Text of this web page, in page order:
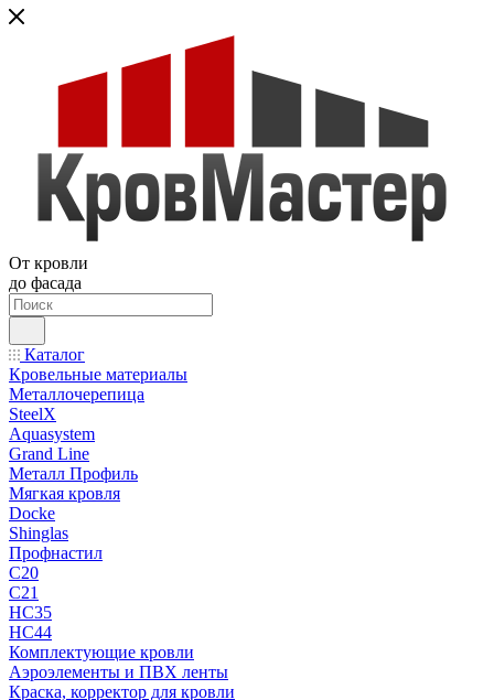
От кровли
до фасада
Каталог
Кровельные материалы
Металлочерепица
SteelX
Aquasystem
Grand Line
Металл Профиль
Мягкая кровля
Docke
Shinglas
Профнастил
C20
C21
НС35
НС44
Комплектующие кровли
Аэроэлементы и ПВХ ленты
Краска, корректор для кровли